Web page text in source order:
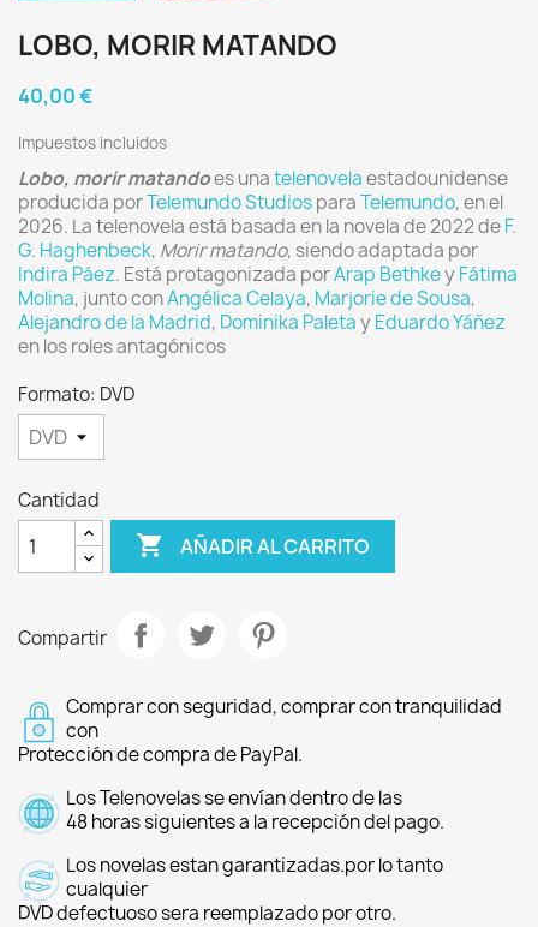
LOBO, MORIR MATANDO
40,00 €
Impuestos incluidos
Lobo, morir matandoes unatelenovelaestadounidense
producida porTelemundo StudiosparaTelemundo, en el
2026. La telenovela está basada en la novela de 2022 deF.
G. Haghenbeck, Morir matando, siendo adaptada por
Indira Páez. Está protagonizada porArap BethkeyFátima
Molina, junto conAngélica Celaya, Marjorie de Sousa,
Alejandro de la Madrid, Dominika PaletayEduardo Yáñez
en los roles antagónicos
Formato: DVD
Cantidad
 AÑADIR AL CARRITO
Compartir
Comprar con seguridad, comprar con tranquilidad
con
Protección de compra de PayPal.
Los Telenovelas se envían dentro de las
48 horas siguientes a la recepción del pago.
Los novelas estan garantizadas.por lo tanto
cualquier
DVD defectuoso sera reemplazado por otro.